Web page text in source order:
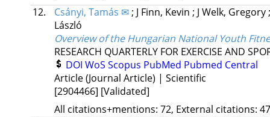
12.
Csányi, Tamás ✉; J Finn, Kevin ; J Welk, Gregory
László
Overview of the Hungarian National Youth
RESEARCH QUARTERLY FOR EXERCISE AND
DOI WoS Scopus PubMed Pubmed Central
Article (Journal Article) | Scientific
[2904466] [Validated]
All citations+mentions: 72, External citations: